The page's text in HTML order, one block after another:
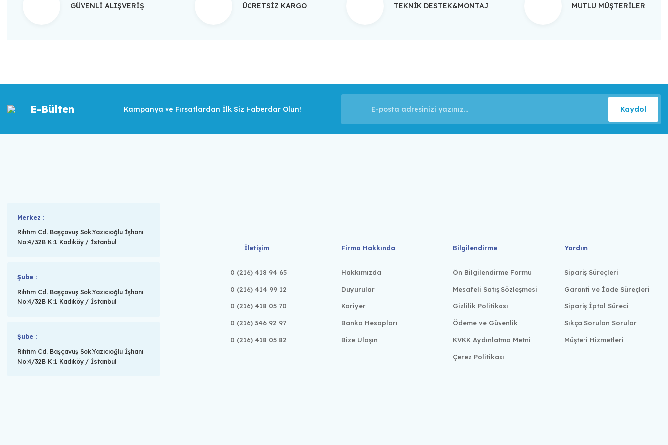
GÜVENLİ ALIŞVERİŞ ÜCRETSİZ KARGO TEKNİK DESTEK&MONTAJ MUTLU MÜŞTERİLER
E-Bülten Kampanya ve Fırsatlardan İlk Siz Haberdar Olun! Kaydol
Merkez :
Rıhtım Cd. Başçavuş Sok.Yazıcıoğlu İşhanı
No:4/32B K:1 Kadıköy / İstanbul
Şube :
Rıhtım Cd. Başçavuş Sok.Yazıcıoğlu İşhanı
No:4/32B K:1 Kadıköy / İstanbul
Şube :
Rıhtım Cd. Başçavuş Sok.Yazıcıoğlu İşhanı
No:4/32B K:1 Kadıköy / İstanbul
İletişim
0 (216) 418 94 65
0 (216) 414 99 12
0 (216) 418 05 70
0 (216) 346 92 97
0 (216) 418 05 82
Firma Hakkında
Hakkımızda
Duyurular
Kariyer
Banka Hesapları
Bize Ulaşın
Bilgilendirme
Ön Bilgilendirme Formu
Mesafeli Satış Sözleşmesi
Gizlilik Politikası
Ödeme ve Güvenlik
KVKK Aydınlatma Metni
Çerez Politikası
Yardım
Sipariş Süreçleri
Garanti ve İade Süreçleri
Sipariş İptal Süreci
Sıkça Sorulan Sorular
Müşteri Hizmetleri